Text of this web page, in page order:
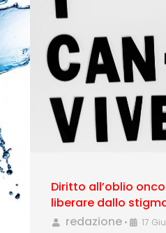
Diritto all’oblio
liberare dallo
redazione • 17